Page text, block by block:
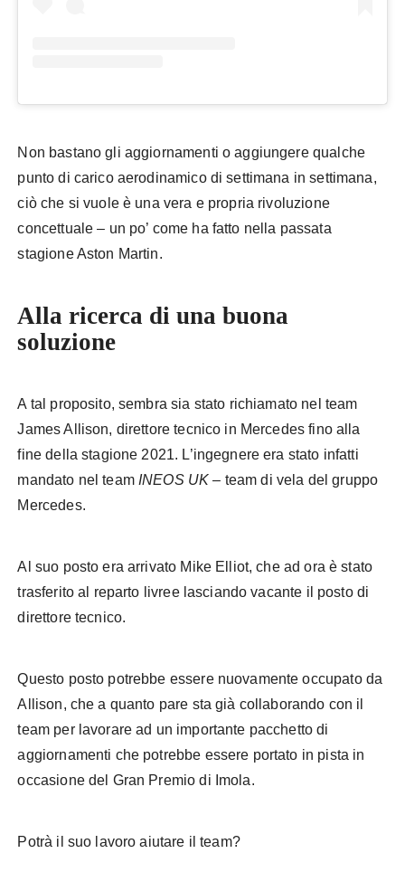
Non bastano gli aggiornamenti o aggiungere qualche
punto di carico aerodinamico di settimana in settimana,
ciò che si vuole è una vera e propria rivoluzione
concettuale – un po’ come ha fatto nella passata
stagione Aston Martin.
Alla ricerca di una buona
soluzione
A tal proposito, sembra sia stato richiamato nel team
James Allison, direttore tecnico in Mercedes fino alla
fine della stagione 2021. L’ingegnere era stato infatti
mandato nel team INEOS UK – team di vela del gruppo
Mercedes.
Al suo posto era arrivato Mike Elliot, che ad ora è stato
trasferito al reparto livree lasciando vacante il posto di
direttore tecnico.
Questo posto potrebbe essere nuovamente occupato da
Allison, che a quanto pare sta già collaborando con il
team per lavorare ad un importante pacchetto di
aggiornamenti che potrebbe essere portato in pista in
occasione del Gran Premio di Imola.
Potrà il suo lavoro aiutare il team?